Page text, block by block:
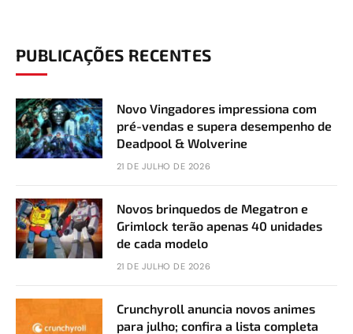
PUBLICAÇÕES RECENTES
Novo Vingadores impressiona com
pré-vendas e supera desempenho de
Deadpool & Wolverine
21 DE JULHO DE 2026
Novos brinquedos de Megatron e
Grimlock terão apenas 40 unidades
de cada modelo
21 DE JULHO DE 2026
Crunchyroll anuncia novos animes
para julho; confira a lista completa